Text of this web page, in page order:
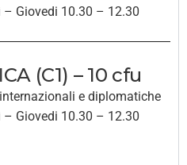
Giovedi 10.30 – 12.30
(C1) – 10 cfu
e diplomatiche
Giovedi 10.30 – 12.30